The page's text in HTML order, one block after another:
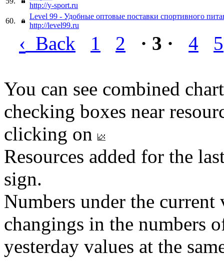
http://y-sport.ru
60.
Level 99 - Удобные оптовые поставки спортивного
http://level99.ru
‹ Back 1 2 · 3 · 4 5
You can see combined
checking boxes near
clicking on
Resources added for the
sign.
Numbers under the
changings in the numbers
yesterday values at the